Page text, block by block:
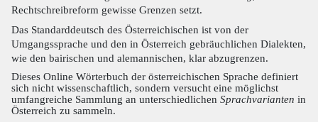
Rechtschreibreform gewisse Grenzen setzt.
Das Standarddeutsch des Österreichischen ist von der
Umgangssprache und den in Österreich gebräuchlichen Dialekten,
wie den bairischen und alemannischen, klar abzugrenzen.
Dieses Online Wörterbuch der österreichischen Sprache definiert
sich nicht wissenschaftlich, sondern versucht eine möglichst
umfangreiche Sammlung an unterschiedlichen Sprachvarianten in
Österreich zu sammeln.